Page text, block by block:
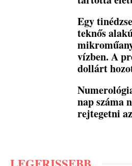
Egy
teknős
vízben. A
dollárt
nap száma
rejtegetni